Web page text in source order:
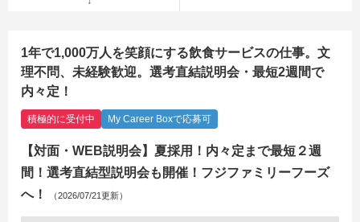
1年で1,000万人を笑顔にする飲食サービスの仕事。文
理不問、未経験歓迎。選考直結説明会・最短2週間で
内々定！
積極的に受付中 My Career Boxで応募可
【対面・WEB説明会】夏採用！内々定まで最短２週
間！選考直結型説明会も開催！フジファミリーフーズ
へ！
（2026/07/21更新）